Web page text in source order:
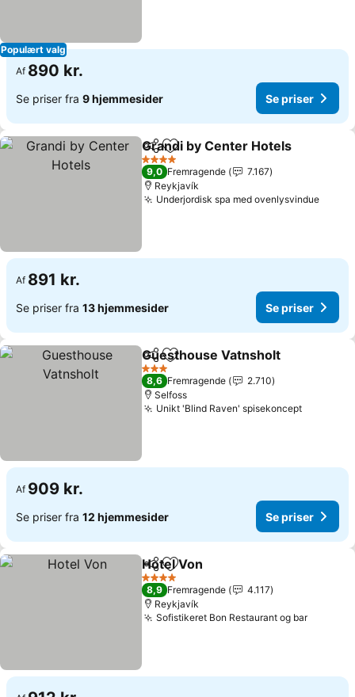
Populært valg
Af 890 kr.
Se priser fra 9 hjemmesider Se priser
Del Føj til favoritter
Grandi by Center Hotels
4 Stjerner
9,0 Fremragende
7.167
Reykjavík
Underjordisk spa med ovenlysvindue
Af 891 kr.
Se priser fra 13 hjemmesider Se priser
Del Føj til favoritter
Guesthouse Vatnsholt
3 Stjerner
8,6 Fremragende
2.710
Selfoss
Unikt 'Blind Raven' spisekoncept
Af 909 kr.
Se priser fra 12 hjemmesider Se priser
Del Føj til favoritter
Hotel Von
4 Stjerner
8,9 Fremragende
4.117
Reykjavík
Sofistikeret Bon Restaurant og bar